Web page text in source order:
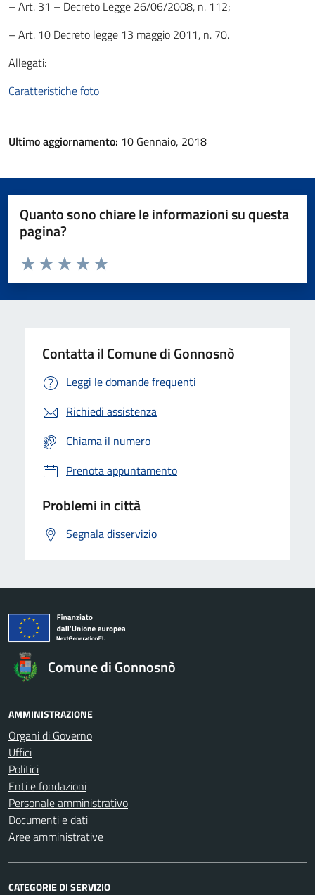
– Art. 31 – Decreto Legge 26/06/2008, n. 112;
– Art. 10 Decreto legge 13 maggio 2011, n. 70.
Allegati:
Caratteristiche foto
Ultimo aggiornamento: 10 Gennaio, 2018
Quanto sono chiare le informazioni su questa
pagina?
Valuta da 1 a 5 stelle la pagina
Valuta 5 stelle su 5
Valuta 4 stelle su 5
Valuta 3 stelle su 5
Valuta 2 stelle su 5
Valuta 1 stelle su 5
Contatta il Comune di Gonnosnò
Leggi le domande frequenti
Richiedi assistenza
Chiama il numero
Prenota appuntamento
Problemi in città
Segnala disservizio
Comune di Gonnosnò
AMMINISTRAZIONE
Organi di Governo
Uffici
Politici
Enti e fondazioni
Personale amministrativo
Documenti e dati
Aree amministrative
CATEGORIE DI SERVIZIO